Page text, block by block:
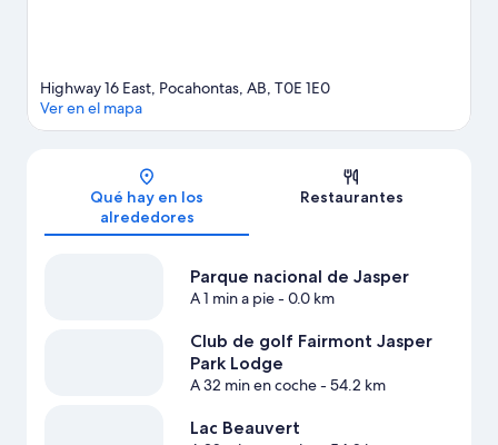
Highway 16 East, Pocahontas, AB, T0E 1E0
Ver en el mapa
Qué hay en los
alrededores
Restaurantes
Parque nacional de Jasper
A 1 min a pie- 0.0 km
Club de golf Fairmont Jasper
Park Lodge
A 32 min en coche- 54.2 km
Lac Beauvert